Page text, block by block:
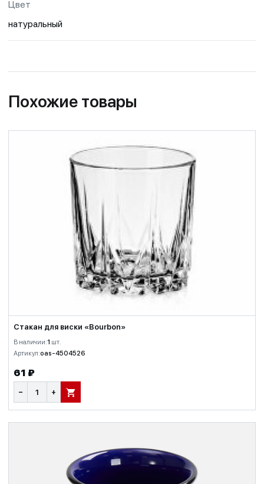
Цвет
натуральный
Похожие товары
Стакан для виски «Bourbon»
В наличии:1 шт.
Артикул:oas-4504526
61 ₽
− + В КОРЗИНУ